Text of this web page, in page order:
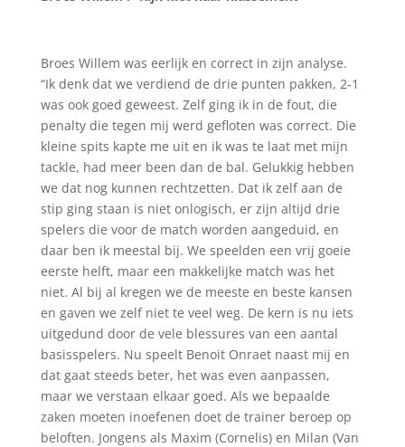
Broes Willem was eerlijk en correct in zijn analyse.
“Ik denk dat we verdiend de drie punten pakken, 2-1
was ook goed geweest. Zelf ging ik in de fout, die
penalty die tegen mij werd gefloten was correct. Die
kleine spits kapte me uit en ik was te laat met mijn
tackle, had meer been dan de bal. Gelukkig hebben
we dat nog kunnen rechtzetten. Dat ik zelf aan de
stip ging staan is niet onlogisch, er zijn altijd drie
spelers die voor de match worden aangeduid, en
daar ben ik meestal bij. We speelden een vrij goeie
eerste helft, maar een makkelijke match was het
niet. Al bij al kregen we de meeste en beste kansen
en gaven we zelf niet te veel weg. De kern is nu iets
uitgedund door de vele blessures van een aantal
basisspelers. Nu speelt Benoit Onraet naast mij en
dat gaat steeds beter, het was even aanpassen,
maar we verstaan elkaar goed. Als we bepaalde
zaken moeten inoefenen doet de trainer beroep op
beloften. Jongens als Maxim (Cornelis) en Milan (Van